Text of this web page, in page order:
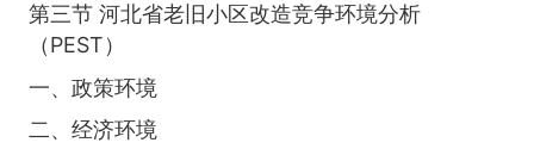
第三节 河北省老旧小区改造竞争环境分析
（PEST）
一、政策环境
二、经济环境